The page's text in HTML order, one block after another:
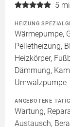
5
HEIZUNG
Wärmepumpe,
Pelletheizung,
Heizkörper,
Dämmung,
Umwälzpumpe
ANGEBOTENE
Wartung,
Austausch,